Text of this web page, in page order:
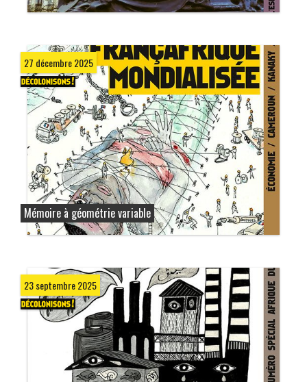
27 décembre 2025
Mémoire à géométrie variable
23 septembre 2025